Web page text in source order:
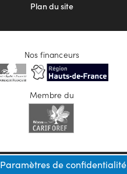
Plan du site
Nos financeurs
Membre du
Paramètres de confidentialité